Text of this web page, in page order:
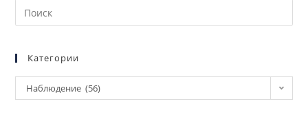
Категории
Наблюдение (56)